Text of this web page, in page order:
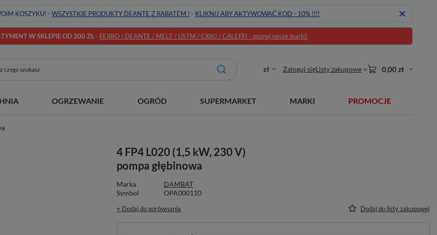
KOSZYKU! - WSZYSTKIE PRODUKTY DEANTE Z RABATEM ! - KLIKNIJ ABY AKTYWOWAĆ KOD - 10% !!!!
W SKLEPIE OD 200 ZŁ- FERRO / DEANTE / MELT / USTM / CX80 / CALEFFI - poznaj nasze marki!
zł Zaloguj sięListy zakupowe 0,00 zł
OGRZEWANIE OGRÓD SUPERMARKET MARKI PROMOCJE
4 FP4 L020 (1,5 kW, 230 V)
pompa głębinowa
Marka
DAMBAT
Symbol
OPA000110
+ Dodaj do porównania Dodaj do listy zakupowej